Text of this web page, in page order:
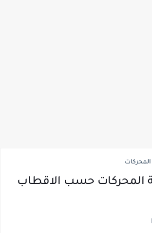
المحركات
المحركات حسب الاقطاب